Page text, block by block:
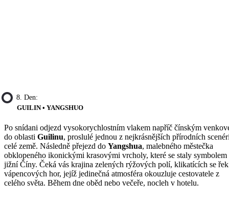
8. Den:
GUILIN • YANGSHUO
Po snídani odjezd vysokorychlostním vlakem napříč čínským
do oblasti Guilinu, proslulé jednou z nejkrásnějších přírodních
celé země. Následně přejezd do Yangshua, malebného městečka
obklopeného ikonickými krasovými vrcholy, které se staly symbolem
jižní Číny. Čeká vás krajina zelených rýžových polí, klikatících se
vápencových hor, jejíž jedinečná atmosféra okouzluje cestovatele z
celého světa. Během dne oběd nebo večeře, nocleh v hotelu.